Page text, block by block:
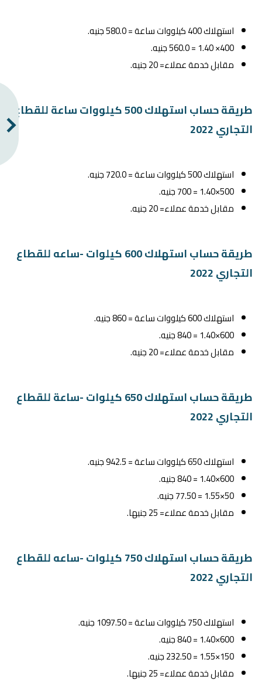
استهلاك 400 كيلووات ساعة = 580.0 جنيه.
400× 1.40 = 560.0 جنيه.
مقابل خدمة عملاء= 20 جنيه.
طريقة حساب استهلاك 500 كيلووات ساعة للقطاع
التجاري 2022
استهلاك 500 كيلووات ساعة = 720.0 جنيه.
500×1.40 = 700 جنيه.
مقابل خدمة عملاء= 20 جنيه.
طريقة حساب استهلاك 600 كيلوات -ساعه للقطاع
التجاري 2022
استهلاك 600 كيلووات ساعة = 860 جنيه.
600×1.40 = 840 جنيه.
مقابل خدمة عملاء= 20 جنيه.
طريقة حساب استهلاك 650 كيلوات -ساعة للقطاع
التجاري 2022
استهلاك 650 كيلووات ساعة = 942.5 جنيه.
600×1.40 = 840 جنيه.
50×1.55 = 77.50 جنيه.
مقابل خدمة عملاء= 25 جنيها.
طريقة حساب استهلاك 750 كيلوات -ساعه للقطاع
التجاري 2022
استهلاك 750 كيلووات ساعة = 1097.50 جنيه.
600×1.40 = 840 جنيه.
150×1.55 = 232.50 جنيه.
مقابل خدمة عملاء= 25 جنيها.